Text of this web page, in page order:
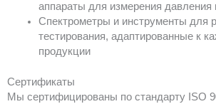
аппараты для измерения давления
Спектрометры и инструменты для
тестирования, адаптированные к
продукции
Сертификаты
Мы сертифицированы по стандарту ISO